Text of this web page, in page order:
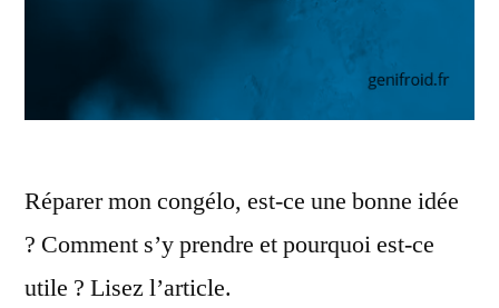
Réparer mon congélo, est-ce une bonne idée
? Comment s’y prendre et pourquoi est-ce
utile ? Lisez l’article.